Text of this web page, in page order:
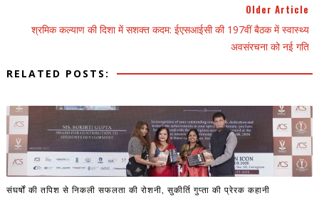
Older Article
श्रमिक कल्याण की दिशा में सशक्त कदम: ईएसआईसी की 197वीं बैठक में स्वास्थ्य
अवसंरचना को नई गति
RELATED POSTS:
संघर्षों की तपिश से निकली सफलता की रोशनी, सुकीर्ति गुप्ता की प्रेरक कहानी